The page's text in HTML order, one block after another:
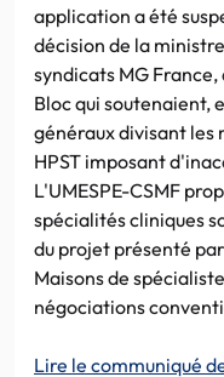
application a été
décision de la
syndicats MG
Bloc qui soutenaient,
généraux divisant les
HPST imposant
L'UMESPE-CSMF
spécialités cliniques
du projet présenté
Maisons de
négociations
Lire le communiqué